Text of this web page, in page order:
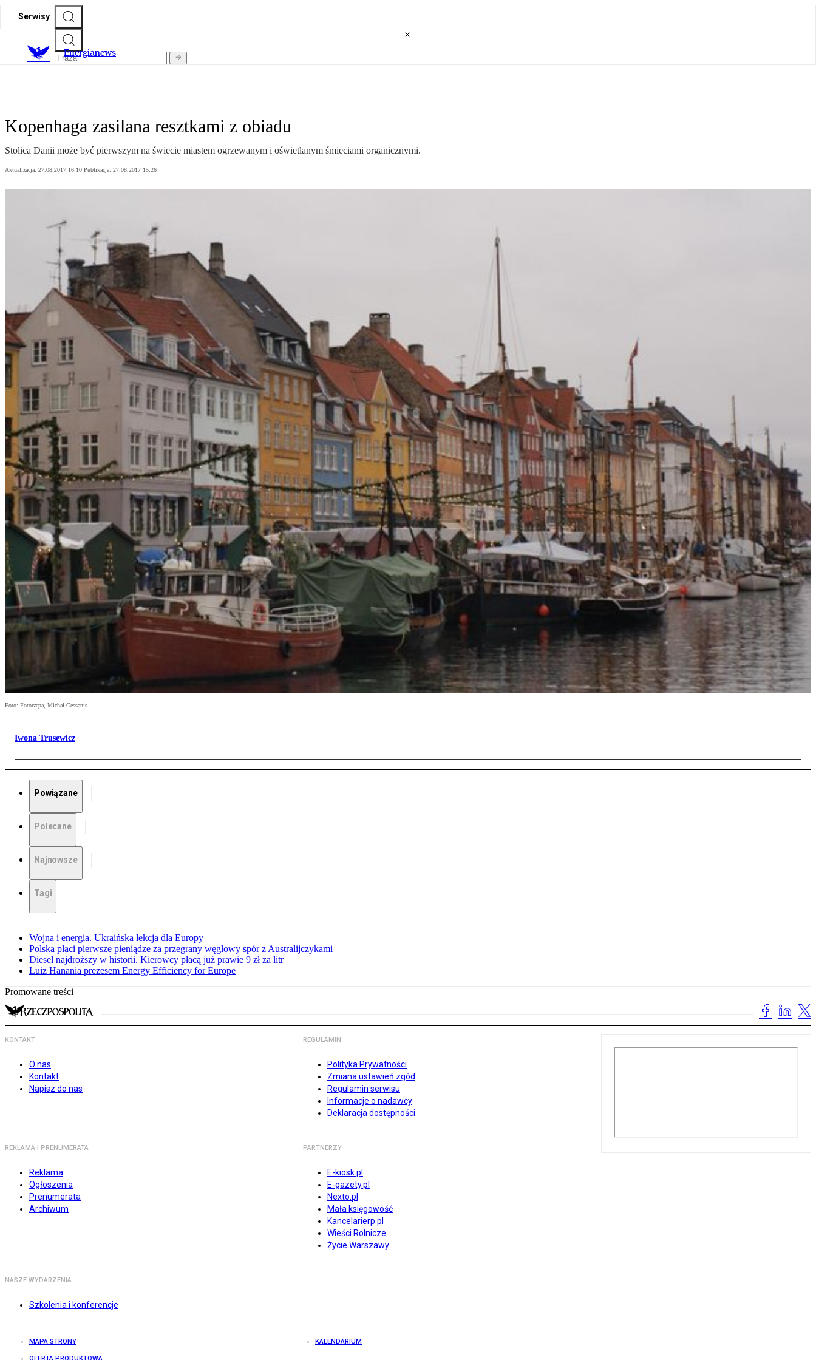
Serwisy
Energianews
Kopenhaga zasilana resztkami z obiadu
Stolica Danii może być pierwszym na świecie miastem ogrzewanym i oświetlanym śmieciami organicznymi.
Aktualizacja: 27.08.2017 16:10 Publikacja: 27.08.2017 15:26
Foto: Fotorzepa, Michał Cessanis
Iwona Trusewicz
Powiązane
Polecane
Najnowsze
Tagi
Wojna i energia. Ukraińska lekcja dla Europy
Polska płaci pierwsze pieniądze za przegrany węglowy spór z Australijczykami
Diesel najdroższy w historii. Kierowcy płacą już prawie 9 zł za litr
Luiz Hanania prezesem Energy Efficiency for Europe
Promowane treści
KONTAKT
O nas
Kontakt
Napisz do nas
REGULAMIN
Polityka Prywatności
Zmiana ustawień zgód
Regulamin serwisu
Informacje o nadawcy
Deklaracja dostępności
REKLAMA I PRENUMERATA
Reklama
Ogłoszenia
Prenumerata
Archiwum
PARTNERZY
E-kiosk.pl
E-gazety.pl
Nexto.pl
Mała księgowość
Kancelarierp.pl
Wieści Rolnicze
Życie Warszawy
NASZE WYDARZENIA
Szkolenia i konferencje
MAPA STRONY KALENDARIUM